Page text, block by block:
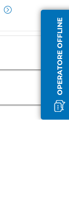
OPERATORE OFFLINE